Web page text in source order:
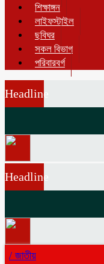
শিক্ষাঙ্গন
লাইফস্টাইল
ছবিঘর
সকল বিভাগ
পরিবারবর্গ
Headline
Headline
/ জাতীয়